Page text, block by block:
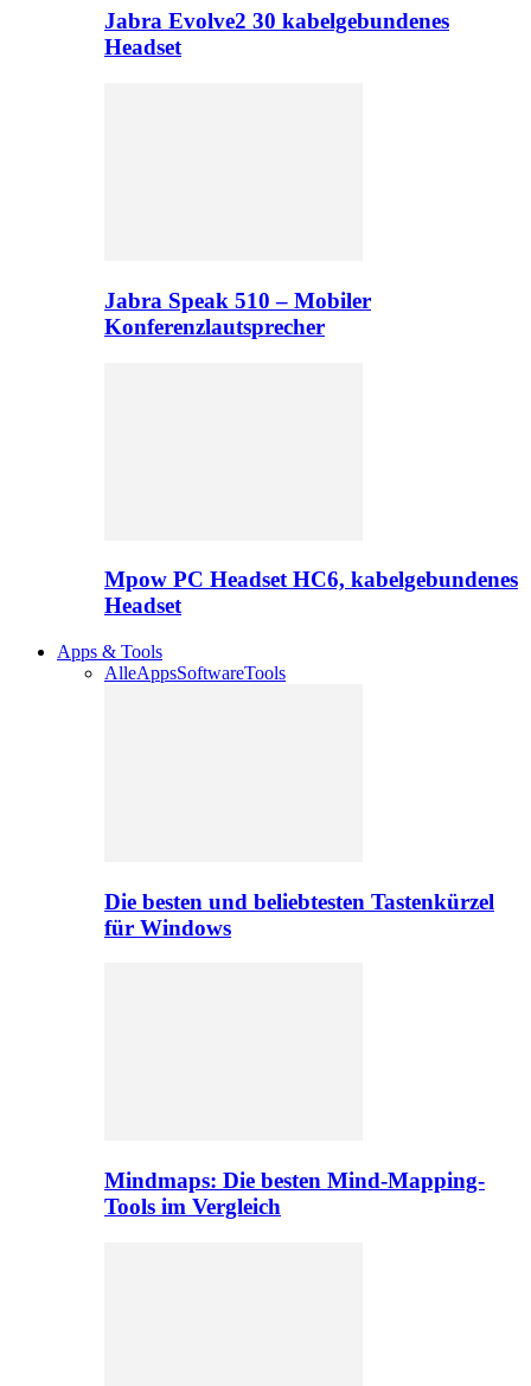
Jabra Evolve2 30 kabelgebundenes
Headset
Jabra Speak 510 – Mobiler
Konferenzlautsprecher
Mpow PC Headset HC6, kabelgebundenes
Headset
Apps & Tools
AlleAppsSoftwareTools
Die besten und beliebtesten Tastenkürzel
für Windows
Mindmaps: Die besten Mind-Mapping-
Tools im Vergleich